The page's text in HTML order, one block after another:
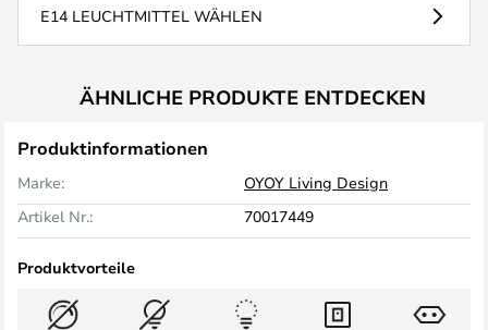
E14 LEUCHTMITTEL WÄHLEN
ÄHNLICHE PRODUKTE ENTDECKEN
Produktinformationen
Marke:
OYOY Living Design
Artikel Nr.:
70017449
Produktvorteile